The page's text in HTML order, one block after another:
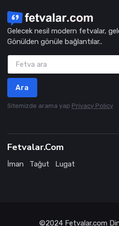
Gelecek nesil modern fetvalar,
Gönülden gönüle bağlantılar..
Ara
Sitemizde arama yap Privacy Policy
Fetvalar.Com
İman Tağut Lugat
©2024 Fetvalar.com